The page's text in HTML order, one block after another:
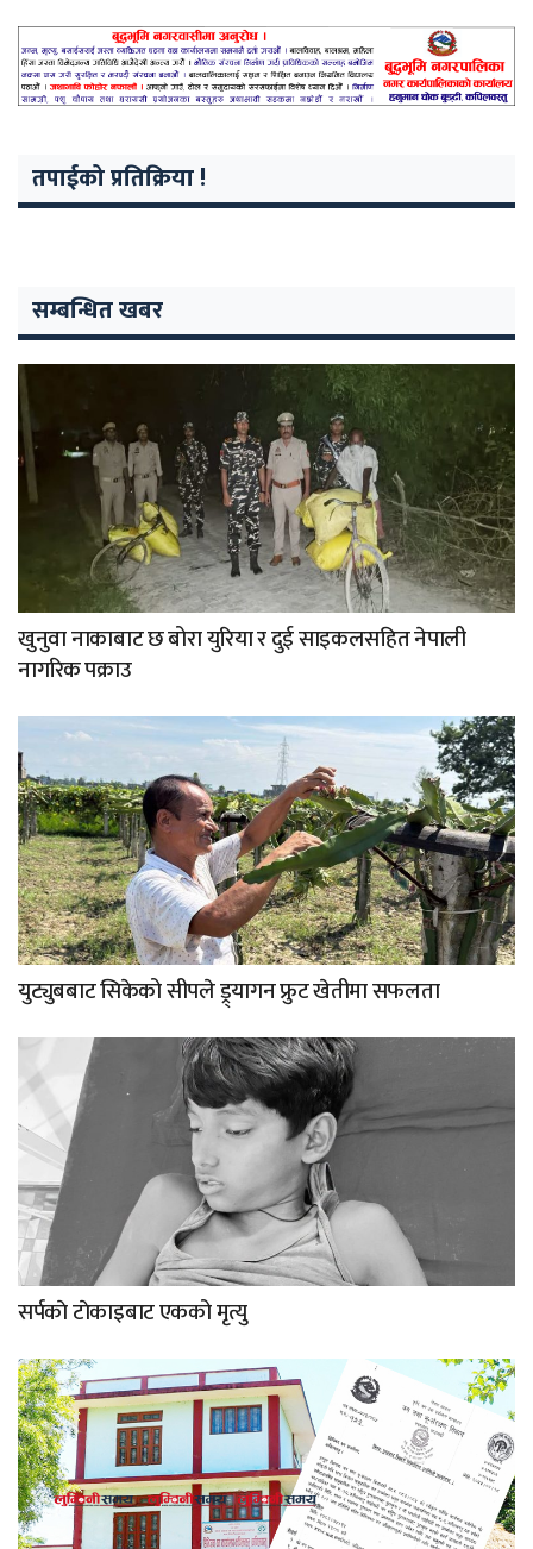
तपाईको प्रतिक्रिया !
सम्बन्धित खबर
खुनुवा नाकाबाट छ बोरा युरिया र दुई साइकलसहित नेपाली
नागरिक पक्राउ
युट्युबबाट सिकेको सीपले ड्र्यागन फ्रुट खेतीमा सफलता
सर्पकाे टाेकाइबाट एकको मृत्यु